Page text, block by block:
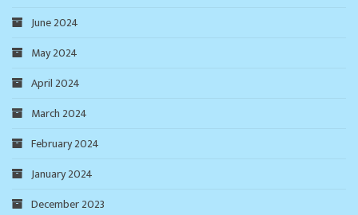
June 2024
May 2024
April 2024
March 2024
February 2024
January 2024
December 2023